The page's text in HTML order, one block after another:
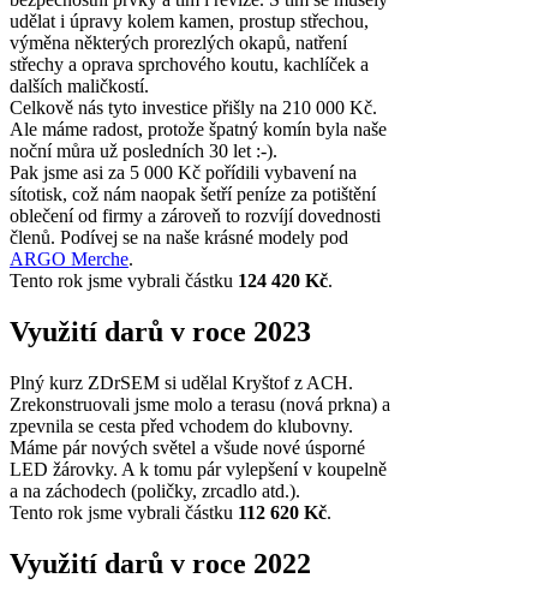
udělat i úpravy kolem kamen, prostup střechou,
výměna některých prorezlých okapů, natření
střechy a oprava sprchového koutu, kachlíček a
dalších maličkostí.
Celkově nás tyto investice přišly na 210 000 Kč.
Ale máme radost, protože špatný komín byla naše
noční můra už posledních 30 let :-).
Pak jsme asi za 5 000 Kč pořídili vybavení na
sítotisk, což nám naopak šetří peníze za potištění
oblečení od firmy a zároveň to rozvíjí dovednosti
členů. Podívej se na naše krásné modely pod
ARGO Merche.
Tento rok jsme vybrali částku 124 420 Kč.
Využití darů v roce 2023
Plný kurz ZDrSEM si udělal Kryštof z ACH.
Zrekonstruovali jsme molo a terasu (nová prkna) a
zpevnila se cesta před vchodem do klubovny.
Máme pár nových světel a všude nové úsporné
LED žárovky. A k tomu pár vylepšení v koupelně
a na záchodech (poličky, zrcadlo atd.).
Tento rok jsme vybrali částku 112 620 Kč.
Využití darů v roce 2022